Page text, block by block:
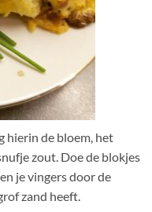
hierin de bloem, het
zout. Doe de blokjes
je vingers door de
zand heeft.